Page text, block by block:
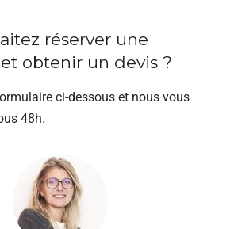
réserver une
obtenir un devis ?
ci-dessous et nous vous
48h.